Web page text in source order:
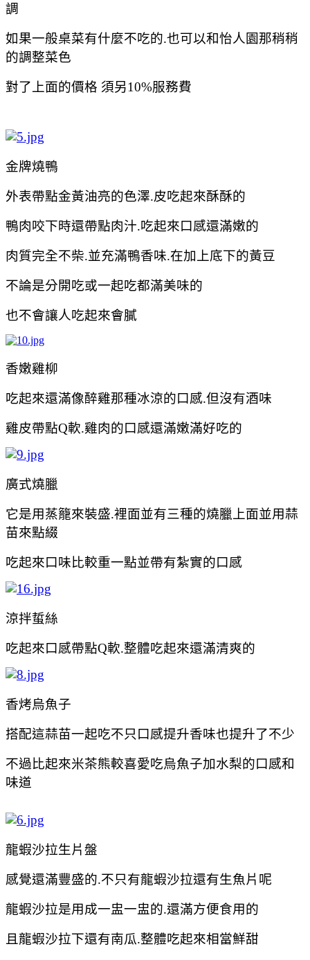
調
如果一般桌菜有什麼不吃的.也可以和怡人園那稍稍
的調整菜色
對了上面的價格 須另10%服務費
金牌燒鴨
外表帶點金黃油亮的色澤.皮吃起來酥酥的
鴨肉咬下時還帶點肉汁.吃起來口感還滿嫩的
肉質完全不柴.並充滿鴨香味.在加上底下的黃豆
不論是分開吃或一起吃都滿美味的
也不會讓人吃起來會膩
香嫩雞柳
吃起來還滿像醉雞那種冰涼的口感.但沒有酒味
雞皮帶點Q軟.雞肉的口感還滿嫩滿好吃的
廣式燒臘
它是用蒸籠來裝盛.裡面並有三種的燒臘上面並用蒜
苗來點綴
吃起來口味比較重一點並帶有紮實的口感
涼拌蜇絲
吃起來口感帶點Q軟.整體吃起來還滿清爽的
香烤烏魚子
搭配這蒜苗一起吃不只口感提升香味也提升了不少
不過比起來米茶熊較喜愛吃烏魚子加水梨的口感和
味道
龍蝦沙拉生片盤
感覺還滿豐盛的.不只有龍蝦沙拉還有生魚片呢
龍蝦沙拉是用成一盅一盅的.還滿方便食用的
且 龍蝦沙拉下還有南瓜.整體吃起來相當鮮甜